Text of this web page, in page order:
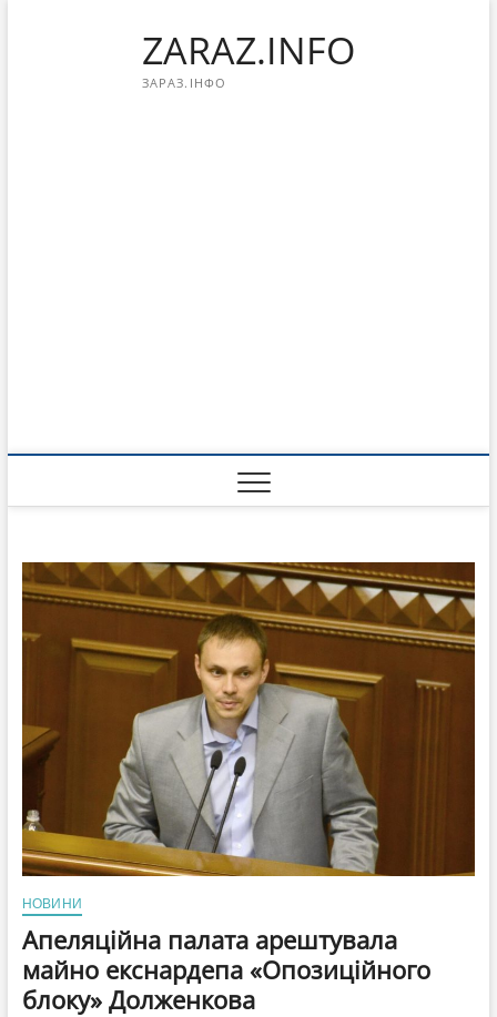
ZARAZ.INFO
ЗАРАЗ.ІНФО
НОВИНИ
Апеляційна палата арештувала
майно екснардепа «Опозиційного
блоку» Долженкова